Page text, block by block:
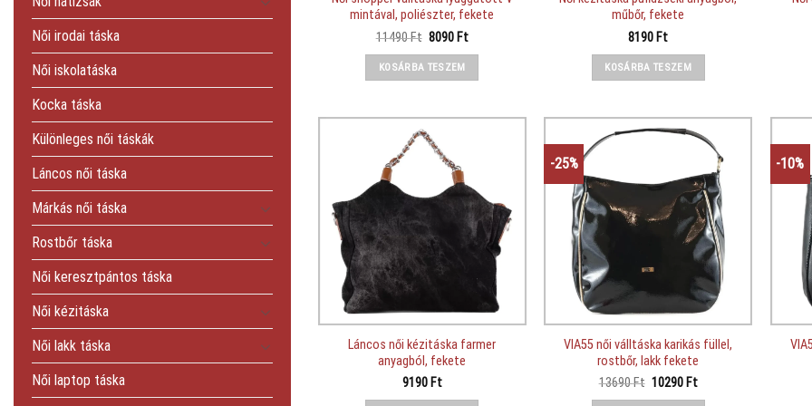
Női irodai táska
Női iskolatáska
Kocka táska
Különleges női táskák
Láncos női táska
Márkás női táska
Rostbőr táska
Női keresztpántos táska
Női kézitáska
Női lakk táska
Női laptop táska
mintával, poliészter, fekete
11490Ft Original
was:
11490 Ft.
8090 FtCurrent
KOSÁRBA TESZEM
műbőr, fekete
8190 Ft
KOSÁRBA TESZEM
Láncos női kézitáska farmer
anyagból, fekete
9190 Ft
-25%
VIA55 női válltáska karikás füllel,
rostbőr, lakk fekete
13690Ft Original
10290 FtCurrent
-10%